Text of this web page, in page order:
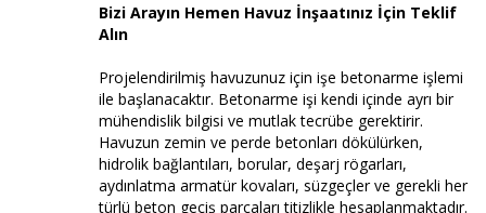
Bizi Arayın Hemen Havuz İnşaatınız İçin Teklif
Alın
Projelendirilmiş havuzunuz için işe betonarme işlemi
ile başlanacaktır. Betonarme işi kendi içinde ayrı bir
mühendislik bilgisi ve mutlak tecrübe gerektirir.
Havuzun zemin ve perde betonları dökülürken,
hidrolik bağlantıları, borular, deşarj rögarları,
aydınlatma armatür kovaları, süzgeçler ve gerekli her
türlü beton geçiş parçaları titizlikle hesaplanmaktadır.